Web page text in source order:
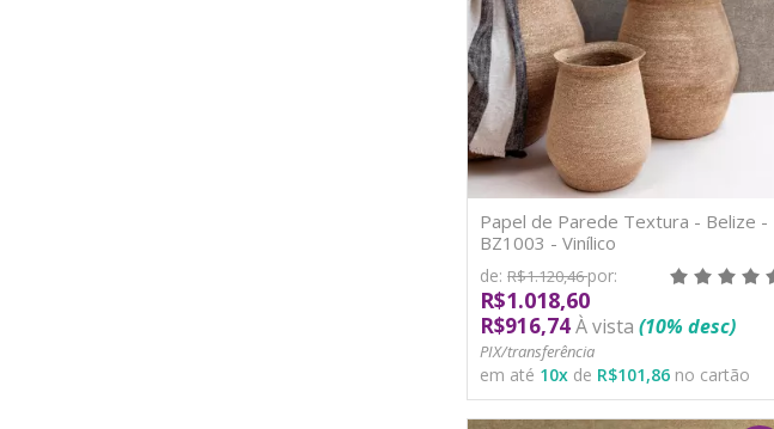
Papel de Parede Textura - Belize -
BZ1003 - Vinílico
de: R$1.120,46por:
R$1.018,60
R$916,74À vista (10% desc)
PIX/transferência
em até 10x de R$101,86 no cartão